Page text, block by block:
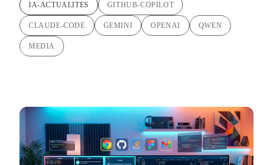
IA-ACTUALITES GITHUB-COPILOT
CLAUDE-CODE GEMINI OPENAI QWEN
MEDIA